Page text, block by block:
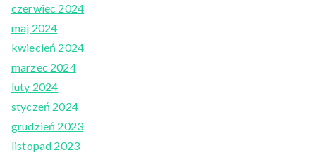
czerwiec 2024
maj 2024
kwiecień 2024
marzec 2024
luty 2024
styczeń 2024
grudzień 2023
listopad 2023